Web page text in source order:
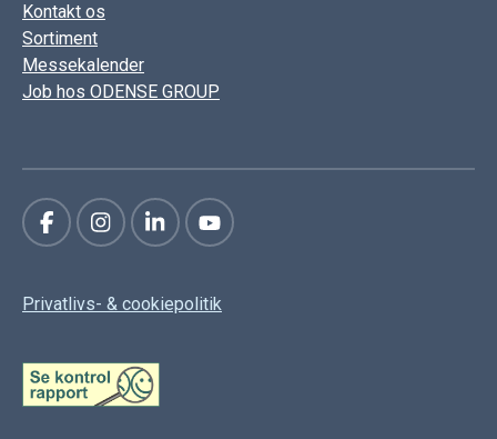
Kontakt os
Sortiment
Messekalender
Job hos ODENSE GROUP
Privatlivs- & cookiepolitik